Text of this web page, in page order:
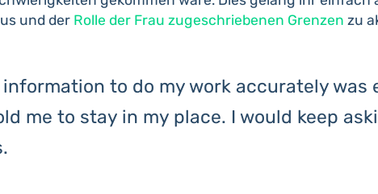
und der Rolle der Frau zugeschriebenen Grenzen zu
to do my work accurately
me to stay in my place. I would keep